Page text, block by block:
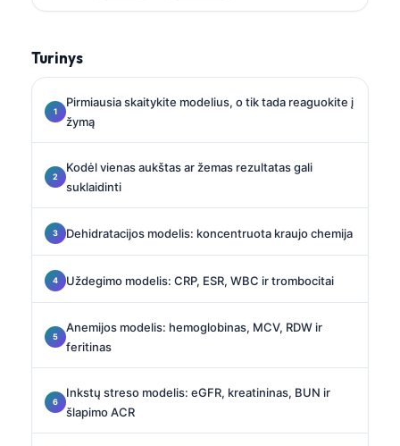
Turinys
Pirmiausia skaitykite modelius, o tik tada reaguokite į
žymą
Kodėl vienas aukštas ar žemas rezultatas gali
suklaidinti
Dehidratacijos modelis: koncentruota kraujo chemija
Uždegimo modelis: CRP, ESR, WBC ir trombocitai
Anemijos modelis: hemoglobinas, MCV, RDW ir
feritinas
Inkstų streso modelis: eGFR, kreatininas, BUN ir
šlapimo ACR